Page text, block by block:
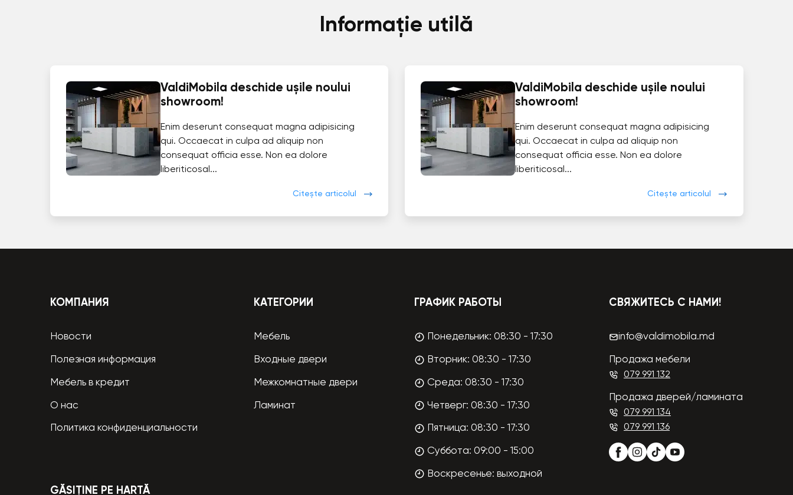
Informație utilă
ValdiMobila deschide ușile noului
showroom!
Enim deserunt consequat magna adipisicing
qui. Occaecat in culpa ad aliquip non
consequat officia esse. Non ea dolore
liberiticosal...
Citește articolul
ValdiMobila deschide ușile noului
showroom!
Enim deserunt consequat magna adipisicing
qui. Occaecat in culpa ad aliquip non
consequat officia esse. Non ea dolore
liberiticosal...
Citește articolul
КОМПАНИЯ
Новости
Полезная информация
Мебель в кредит
О нас
Политика конфиденциальности
КАТЕГОРИИ
Мебель
Входные двери
Межкомнатные двери
Ламинат
ГРАФИК РАБОТЫ
Понедельник: 08:30 - 17:30
Вторник: 08:30 - 17:30
Среда: 08:30 - 17:30
Четверг: 08:30 - 17:30
Пятница: 08:30 - 17:30
Суббота: 09:00 - 15:00
Воскресенье: выходной
СВЯЖИТЕСЬ С НАМИ!
info@valdimobila.md
Продажа мебели
079 991 132
Продажа дверей/ламината
079 991 134
079 991 136
GĂSIȚINE PE HARTĂ